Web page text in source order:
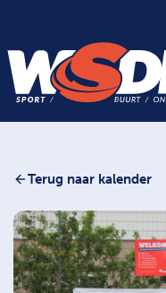
Terug naar kalender